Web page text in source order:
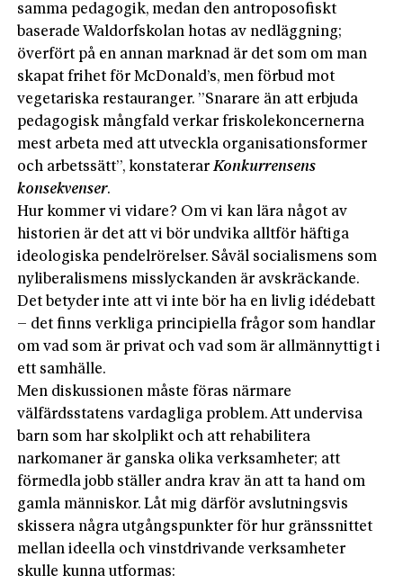
samma pedagogik, medan den antroposofiskt
baserade Waldorfskolan hotas av nedläggning;
överfört på en annan marknad är det som om man
skapat frihet för McDonald’s, men förbud mot
vegetariska restauranger. ”Snarare än att erbjuda
pedagogisk mångfald verkar friskolekoncernerna
mest arbeta med att utveckla organisationsformer
och arbetssätt”, konstaterarKonkurrensens
konsekvenser.
Hur kommer vi vidare? Om vi kan lära något av
histo­rien är det att vi bör undvika alltför häftiga
ideologiska pendelrörelser. Såväl socialismens som
nyliberalismens misslyckanden är avskräckande.
Det betyder inte att vi inte bör ha en livlig idédebatt
– det finns verkliga principiella frågor som handlar
om vad som är privat och vad som är allmännyttigt i
ett samhälle.
Men diskussionen måste föras närmare
välfärdsstatens vardagliga problem. Att undervisa
barn som har skolplikt och att rehabilitera
narkomaner är ganska olika verksamheter; att
förmedla jobb ställer andra krav än att ta hand om
gamla människor. Låt mig därför avslutningsvis
skissera några utgångspunkter för hur gränssnittet
mellan ideella och vinstdrivande verksamheter
skulle kunna utformas: